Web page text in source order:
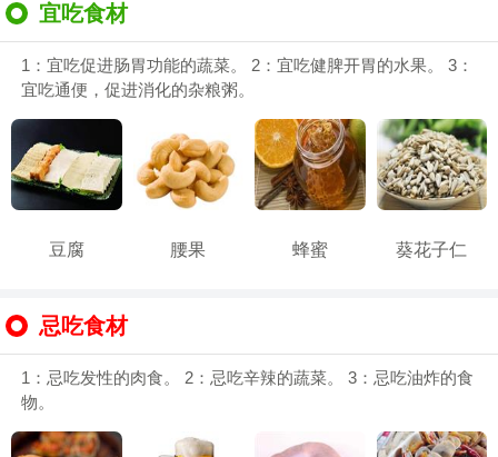
宜吃食材
1：宜吃促进肠胃功能的蔬菜。 2：宜吃健脾开胃的水果。 3：
宜吃通便，促进消化的杂粮粥。
豆腐 腰果 蜂蜜 葵花子仁
忌吃食材
1：忌吃发性的肉食。 2：忌吃辛辣的蔬菜。 3：忌吃油炸的食
物。